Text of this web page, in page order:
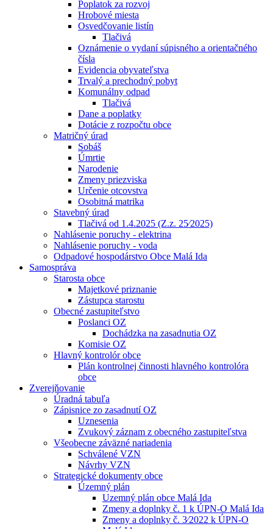
Poplatok za rozvoj
Hrobové miesta
Osvedčovanie listín
Tlačivá
Oznámenie o vydaní súpisného a orientačného
čísla
Evidencia obyvateľstva
Trvalý a prechodný pobyt
Komunálny odpad
Tlačivá
Dane a poplatky
Dotácie z rozpočtu obce
Matričný úrad
Sobáš
Úmrtie
Narodenie
Zmeny priezviska
Určenie otcovstva
Osobitná matrika
Stavebný úrad
Tlačivá od 1.4.2025 (Z.z. 25⁄2025)
Nahlásenie poruchy - elektrina
Nahlásenie poruchy - voda
Odpadové hospodárstvo Obce Malá Ida
Samospráva
Starosta obce
Majetkové priznanie
Zástupca starostu
Obecné zastupiteľstvo
Poslanci OZ
Dochádzka na zasadnutia OZ
Komisie OZ
Hlavný kontrolór obce
Plán kontrolnej činnosti hlavného kontrolóra
obce
Zverejňovanie
Úradná tabuľa
Zápisnice zo zasadnutí OZ
Uznesenia
Zvukový záznam z obecného zastupiteľstva
Všeobecne záväzné nariadenia
Schválené VZN
Návrhy VZN
Strategické dokumenty obce
Územný plán
Uzemný plán obce Malá Ida
Zmeny a doplnky č. 1 k ÚPN-O Malá Ida
Zmeny a doplnky č. 3⁄2022 k ÚPN-O